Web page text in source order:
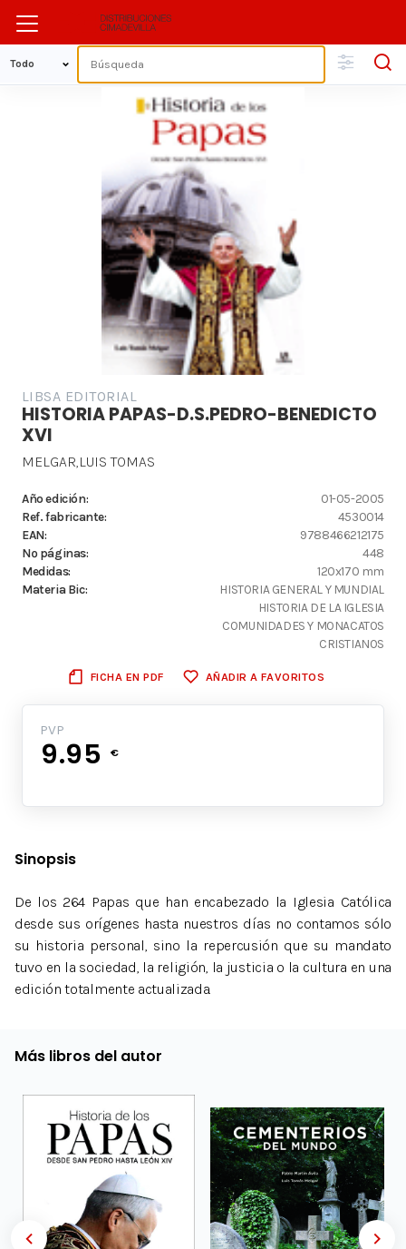
LIBSA EDITORIAL
HISTORIA PAPAS-D.S.PEDRO-BENEDICTO
XVI
MELGAR,LUIS TOMAS
Año edición:
01-05-2005
Ref. fabricante:
4530014
EAN:
9788466212175
Nº páginas:
448
Medidas:
120x170 mm
Materia Bic:
HISTORIA GENERAL Y MUNDIAL
HISTORIA DE LA IGLESIA
COMUNIDADES Y MONACATOS
CRISTIANOS
FICHA EN PDF AÑADIR A FAVORITOS
PVP
9.95 €
Sinopsis
De los 264 Papas que han encabezado la Iglesia Católica
desde sus orígenes hasta nuestros días no contamos sólo
su historia personal, sino la repercusión que su mandato
tuvo en la sociedad, la religión, la justicia o la cultura en una
edición totalmente actualizada.
Más libros del autor